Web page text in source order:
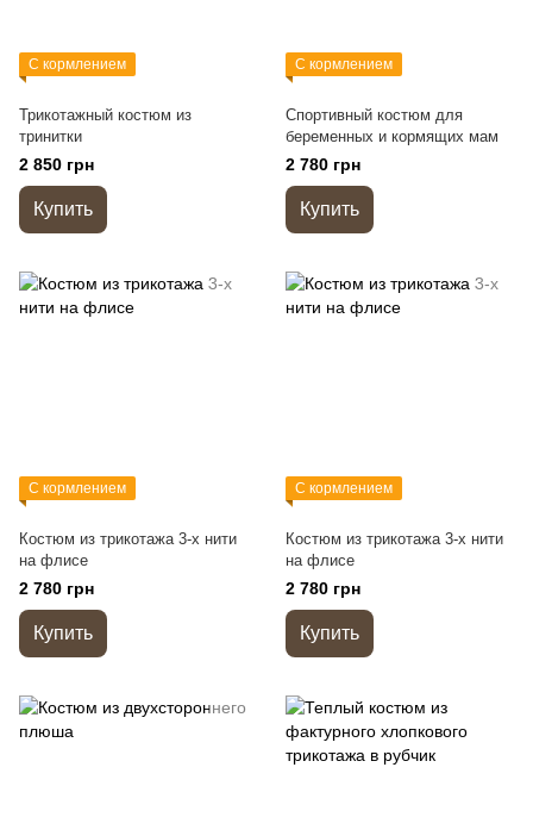
С кормлением
Трикотажный костюм из
тринитки
2 850 грн
Купить
С кормлением
Спортивный костюм для
беременных и кормящих мам
2 780 грн
Купить
С кормлением
Костюм из трикотажа 3-х нити
на флисе
2 780 грн
Купить
С кормлением
Костюм из трикотажа 3-х нити
на флисе
2 780 грн
Купить